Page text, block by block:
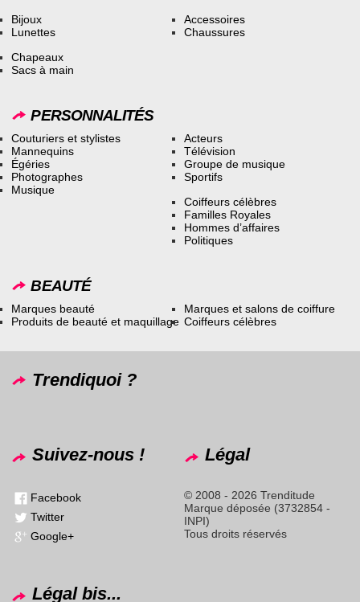
Bijoux
Lunettes
Accessoires
Chaussures
Chapeaux
Sacs à main
PERSONNALITÉS
Couturiers et stylistes
Mannequins
Égéries
Photographes
Musique
Acteurs
Télévision
Groupe de musique
Sportifs
Coiffeurs célèbres
Familles Royales
Hommes d’affaires
Politiques
BEAUTÉ
Marques beauté
Produits de beauté et maquillage
Marques et salons de coiffure
Coiffeurs célèbres
Trendiquoi ?
Suivez-nous !
Facebook
Twitter
Google+
Légal
© 2008 - 2026 Trenditude
Marque déposée (3732854 -
INPI)
Tous droits réservés
Légal bis...